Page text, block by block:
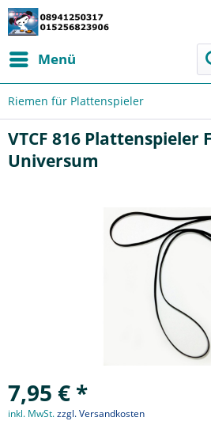
Menü
Riemen für Plattenspieler
VTCF 816 Plattenspieler
Universum
7,95 € *
inkl. MwSt.zzgl. Versandkosten